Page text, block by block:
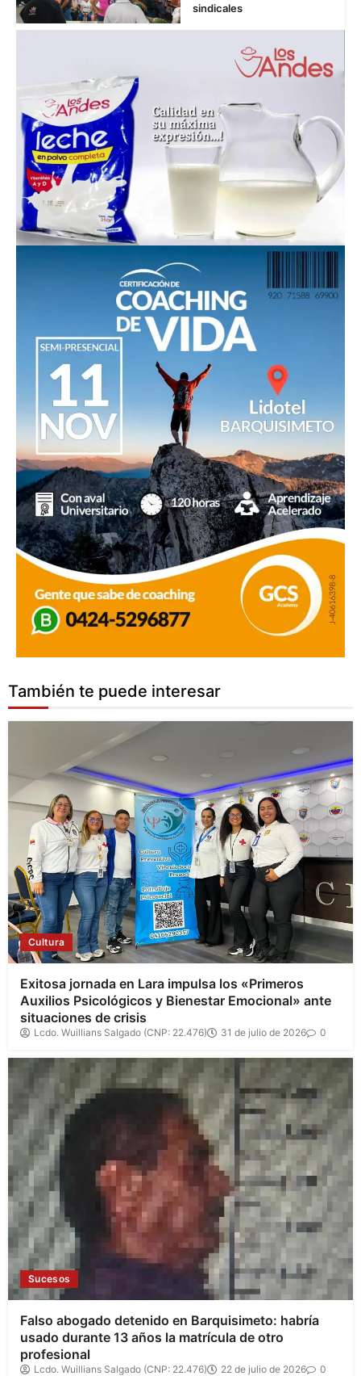
sindicales
También te puede interesar
Cultura
Exitosa jornada en Lara impulsa los «Primeros
Auxilios Psicológicos y Bienestar Emocional» ante
situaciones de crisis
Lcdo. Wuillians Salgado (CNP: 22.476) 31 de julio de 2026 0
Sucesos
Falso abogado detenido en Barquisimeto: habría
usado durante 13 años la matrícula de otro
profesional
Lcdo. Wuillians Salgado (CNP: 22.476) 22 de julio de 2026 0